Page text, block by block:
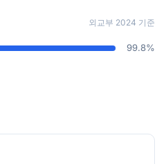
외교부 2024 기준
99.8%